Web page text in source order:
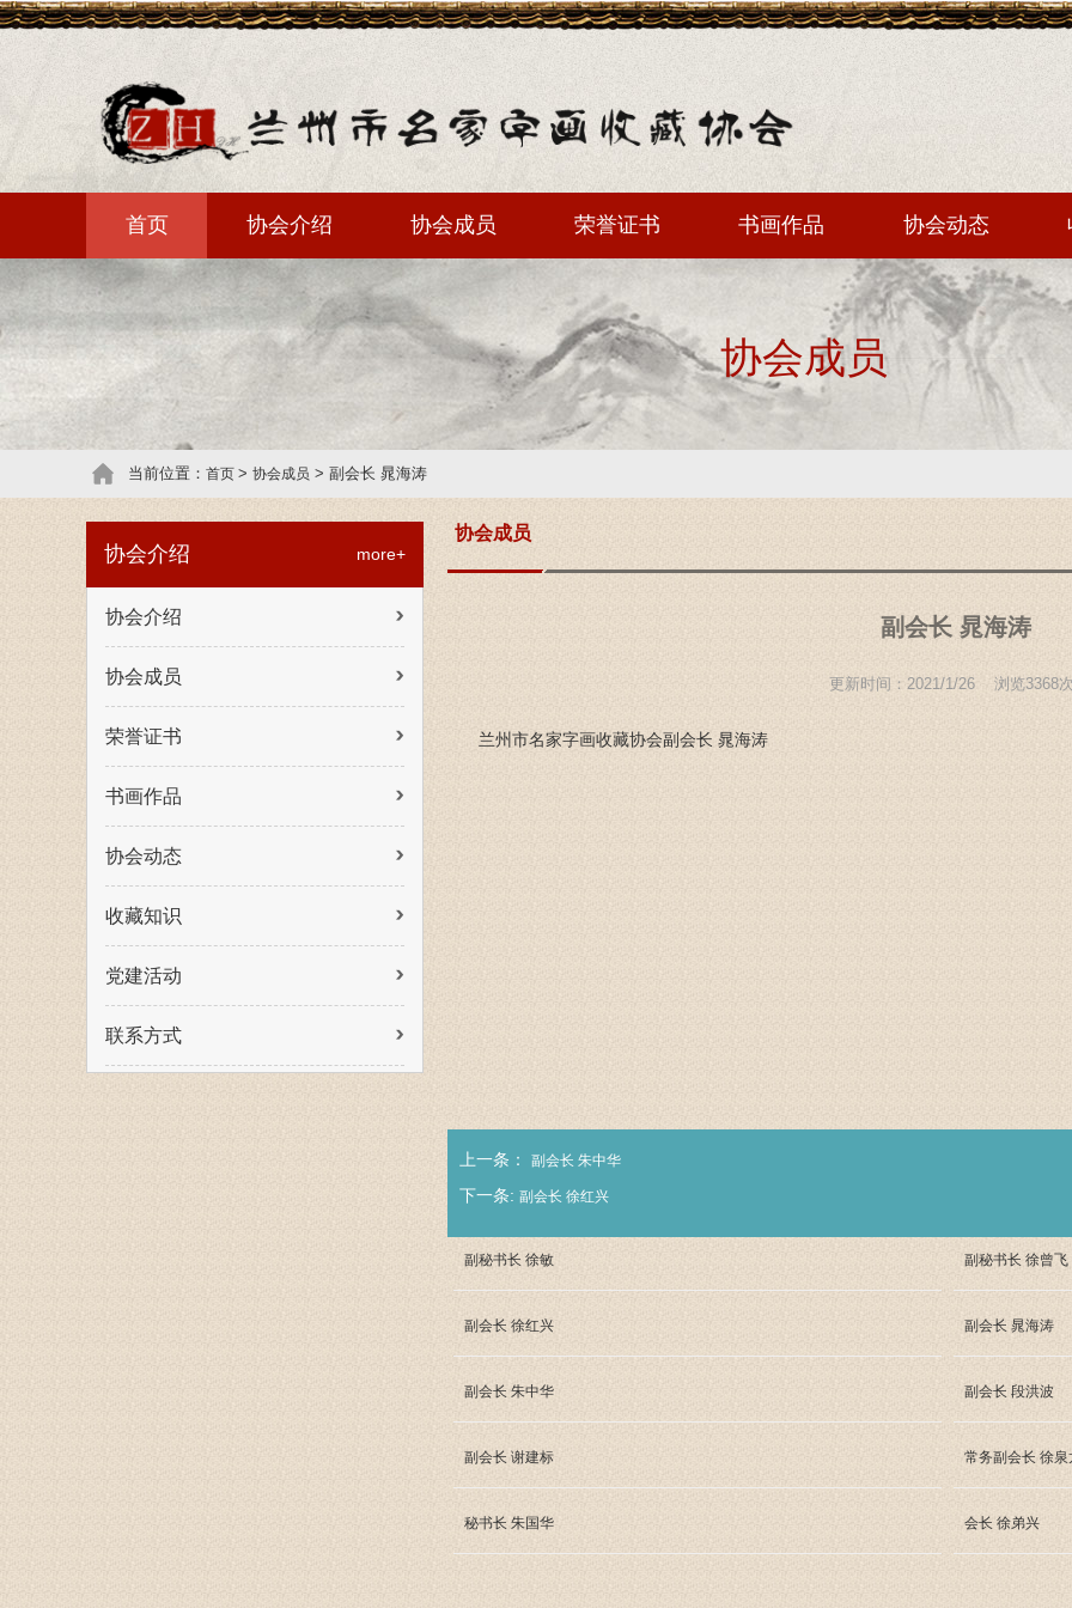
首页 协会介绍 协会成员 荣誉证书 书画作品 协会动态
协会成员
当前位置： 首页 > 协会成员 > 副会长 晁海涛
more+
协会介绍
协会介绍
协会成员
荣誉证书
书画作品
协会动态
收藏知识
党建活动
联系方式
协会成员
副会长 晁海涛
更新时间：2021/1/26 浏览3368
兰州市名家字画收藏协会副会长 晁海涛
上一条： 副会长 朱中华
下一条: 副会长 徐红兴
副秘书长 徐敏 副秘书长 徐曾飞
副会长 徐红兴 副会长 晁海涛
副会长 朱中华 副会长 段洪波
副会长 谢建标 常务副会长 徐泉
秘书长 朱国华 会长 徐弟兴